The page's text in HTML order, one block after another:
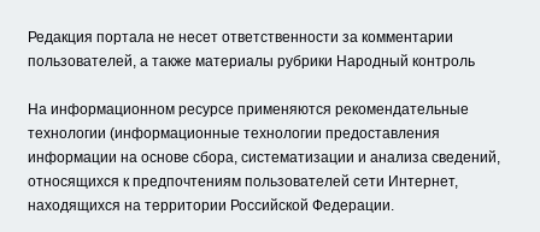
Редакция портала не несет ответственности за комментарии
пользователей, а также материалы рубрики Народный контроль
На информационном ресурсе применяются рекомендательные
технологии (информационные технологии предоставления
информации на основе сбора, систематизации и анализа сведений,
относящихся к предпочтениям пользователей сети Интернет,
находящихся на территории Российской Федерации.